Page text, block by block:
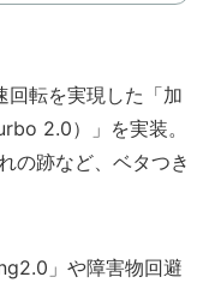
転を実現した「加
2.0）」を実装。
の跡など、ベタつき
」や障害物回避